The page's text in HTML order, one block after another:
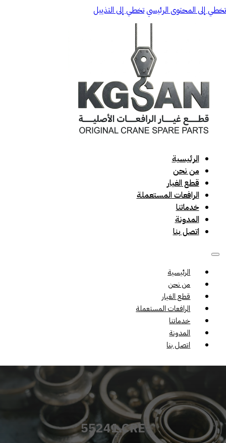
تخطي إلى المحتوى الرئيسيتخطي إلى التذييل
الرئيسية
من نحن
قطع الغيار
الرافعات المستعملة
خدماتنا
المدونة
اتصل بنا
الرئيسية
من نحن
قطع الغيار
الرافعات المستعملة
خدماتنا
المدونة
اتصل بنا
55241.CRE